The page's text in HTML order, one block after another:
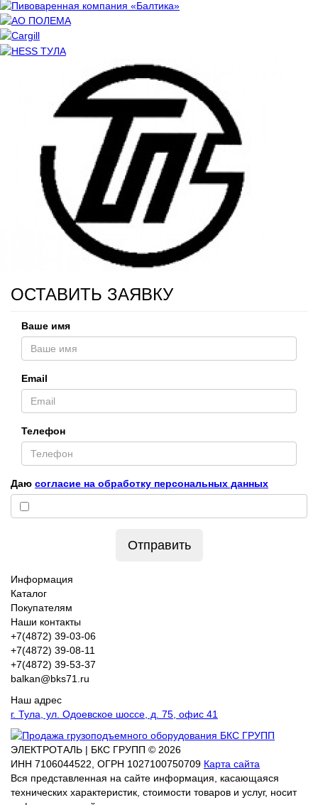
ОСТАВИТЬ ЗАЯВКУ
Ваше имя
Email
Телефон
Даю согласие на обработку персональных данных
Отправить
Информация
Каталог
Покупателям
Наши контакты
+7(4872) 39-03-06
+7(4872) 39-08-11
+7(4872) 39-53-37
balkan@bks71.ru
Наш адрес
г. Тула, ул. Одоевское шоссе, д. 75, офис 41
ЭЛЕКТРОТАЛЬ | БКС ГРУПП © 2026
ИНН 7106044522, ОГРН 1027100750709 Карта сайта
Вся представленная на сайте информация, касающаяся
технических характеристик, стоимости товаров и услуг, носит